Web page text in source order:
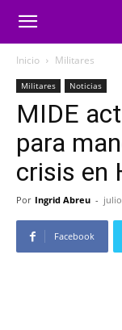
Inicio Militares
Militares Noticias
MIDE
para
crisis en
Por Ingrid Abreu - julio
Facebook